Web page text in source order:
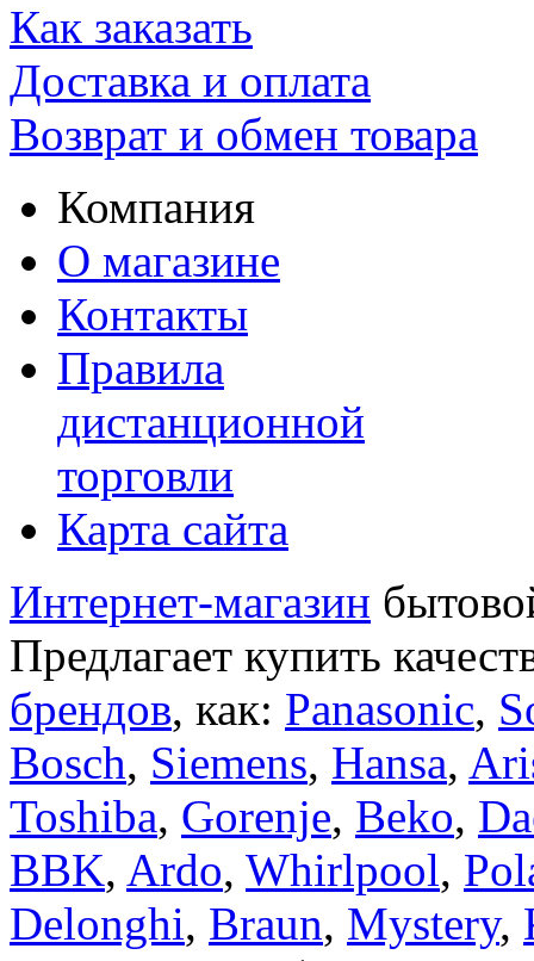
Как заказать
Доставка и оплата
Возврат и обмен товара
Компания
О магазине
Контакты
Правила
дистанционной
торговли
Карта сайта
Интернет-магазин
Предлагает купить
брендов, как: Panasonic,
Bosch, Siemens, Hansa,
Toshiba, Gorenje, Beko,
BBK, Ardo, Whirlpool,
Delonghi, Braun, Mystery,